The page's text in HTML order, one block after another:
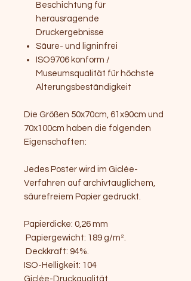
Beschichtung für
herausragende
Druckergebnisse
Säure- und ligninfrei
ISO9706 konform /
Museumsqualität für höchste
Alterungsbeständigkeit
Die Größen 50x70cm, 61x90cm und
70x100cm haben die folgenden
Eigenschaften:
Jedes Poster wird im Giclée-
Verfahren auf archivtauglichem,
säurefreiem Papier gedruckt.
Papierdicke: 0,26 mm
Papiergewicht: 189 g/m².
Deckkraft: 94%.
ISO-Helligkeit: 104
Giclée-Druckqualität